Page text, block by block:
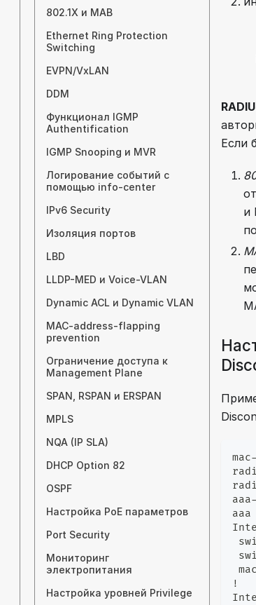
802.1X и MAB
Ethernet Ring Protection
Switching
EVPN/VxLAN
DDM
Функционал IGMP
Authentification
IGMP Snooping и MVR
Логирование событий с
помощью info-center
IPv6 Security
Изоляция портов
LBD
LLDP-MED и Voice-VLAN
Dynamic ACL и Dynamic VLAN
MAC-address-flapping
prevention
Ограничение доступа к
Management Plane
SPAN, RSPAN и ERSPAN
MPLS
NQA (IP SLA)
DHCP Option 82
OSPF
Настройка PoE параметров
Port Security
Мониторинг
электропитания
Настройка уровней Privilege
Если
и
aaa
!